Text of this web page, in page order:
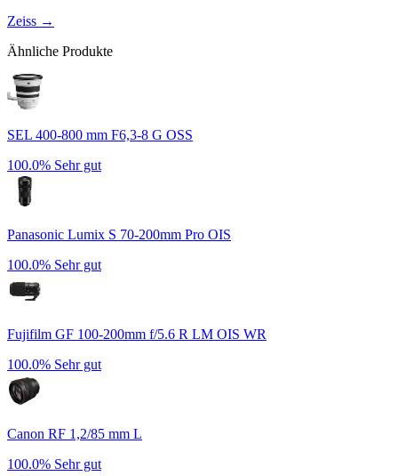
Zeiss →
Ähnliche Produkte
SEL 400-800 mm F6,3-8 G OSS
100.0% Sehr gut
Panasonic Lumix S 70-200mm Pro OIS
100.0% Sehr gut
Fujifilm GF 100-200mm f/5.6 R LM OIS WR
100.0% Sehr gut
Canon RF 1,2/85 mm L
100.0% Sehr gut